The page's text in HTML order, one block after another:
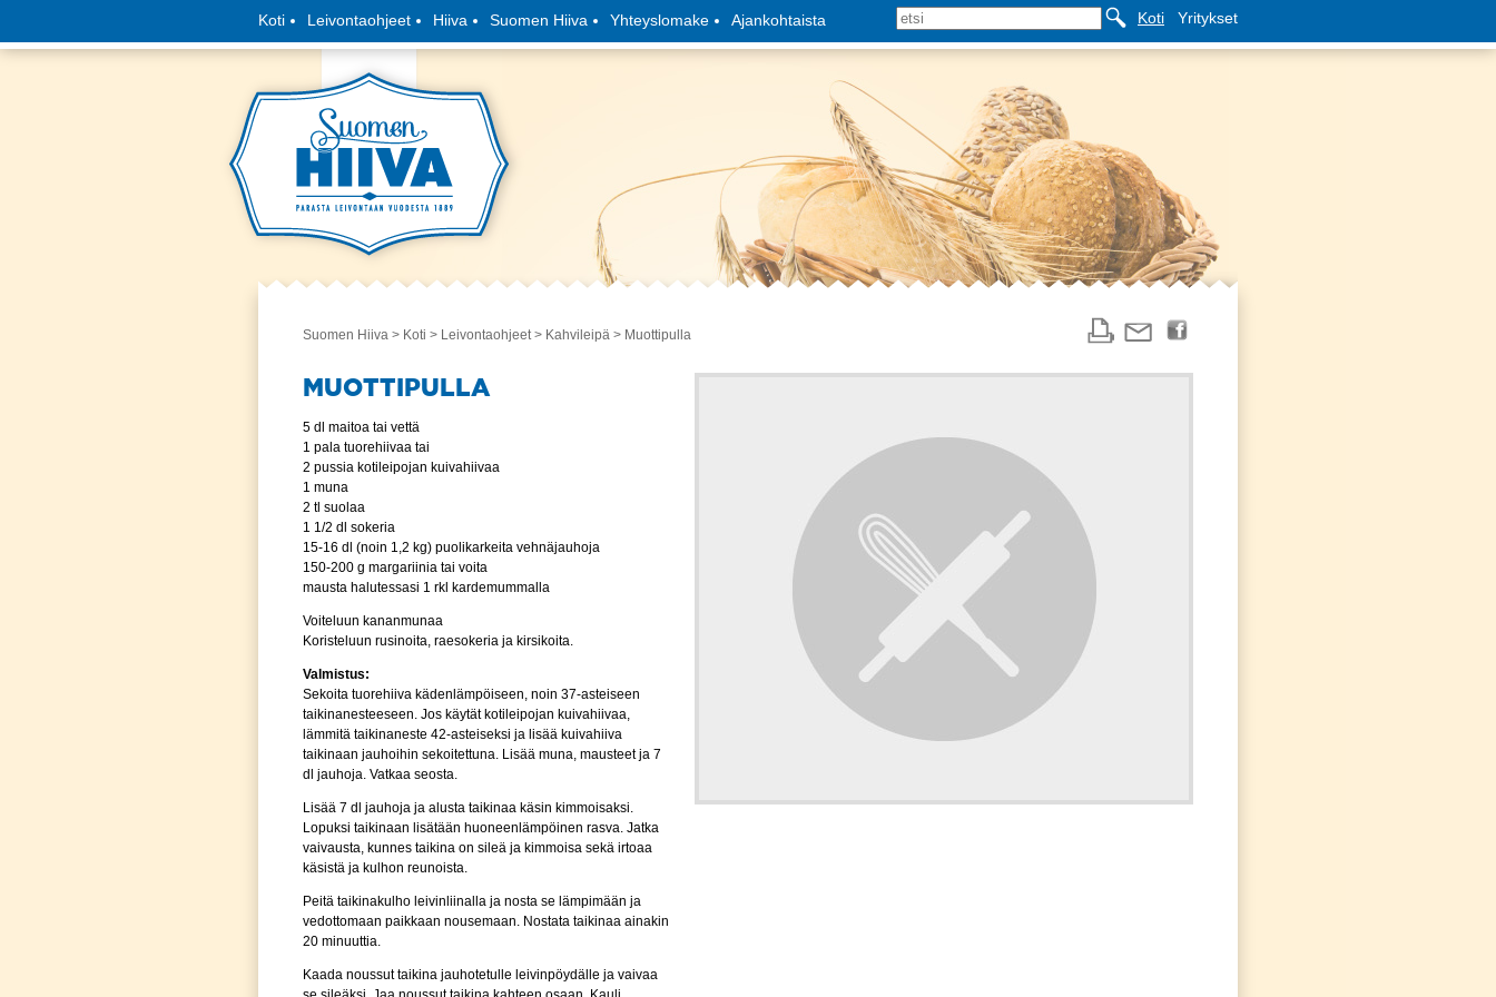
Koti Leivontaohjeet Hiiva Suomen Hiiva Yhteyslomake Ajankohtaista Koti Yritykset
Suomen Hiiva > Koti > Leivontaohjeet> Kahvileipä > Muottipulla
MUOTTIPULLA
5 dl maitoa tai vettä
1 pala tuorehiivaa tai
2 pussia kotileipojan kuivahiivaa
1 muna
2 tl suolaa
1 1/2 dl sokeria
15-16 dl (noin 1,2 kg) puolikarkeita vehnäjauhoja
150-200 g margariinia tai voita
mausta halutessasi 1 rkl kardemummalla
Voiteluun kananmunaa
Koristeluun rusinoita, raesokeria ja kirsikoita.
Valmistus:
Sekoita tuorehiiva kädenlämpöiseen, noin 37-asteiseen
taikinanesteeseen. Jos käytät kotileipojan kuivahiivaa,
lämmitä taikinaneste 42-asteiseksi ja lisää kuivahiiva
taikinaan jauhoihin sekoitettuna. Lisää muna, mausteet ja 7
dl jauhoja. Vatkaa seosta.
Lisää 7 dl jauhoja ja alusta taikinaa käsin kimmoisaksi.
Lopuksi taikinaan lisätään huoneenlämpöinen rasva. Jatka
vaivausta, kunnes taikina on sileä ja kimmoisa sekä irtoaa
käsistä ja kulhon reunoista.
Peitä taikinakulho leivinliinalla ja nosta se lämpimään ja
vedottomaan paikkaan nousemaan. Nostata taikinaa ainakin
20 minuuttia.
Kaada noussut taikina jauhotetulle leivinpöydälle ja vaivaa